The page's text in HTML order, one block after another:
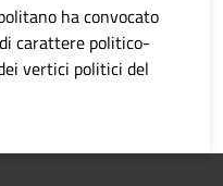
ha convocato
carattere politico-
vertici politici del